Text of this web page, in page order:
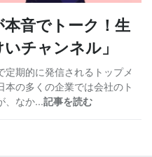
音でトーク！生
チャンネル」
期的に発信されるトップメ
の多くの企業では会社のト
、なか...記事を読む